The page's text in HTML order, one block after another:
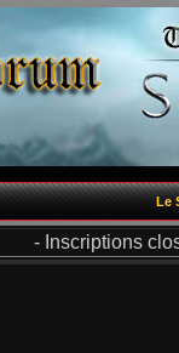
Le
- Inscriptions